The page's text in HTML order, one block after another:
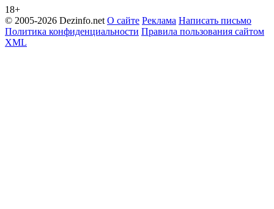
18+
© 2005-2026 Dezinfo.net О сайте Реклама Написать письмо
Политика конфиденциальности Правила пользования сайтом
XML